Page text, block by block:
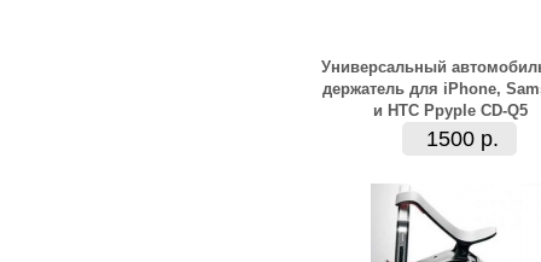
Универсальный
держатель для iPhone,
и HTC Ppyple CD-Q5
1500 р.